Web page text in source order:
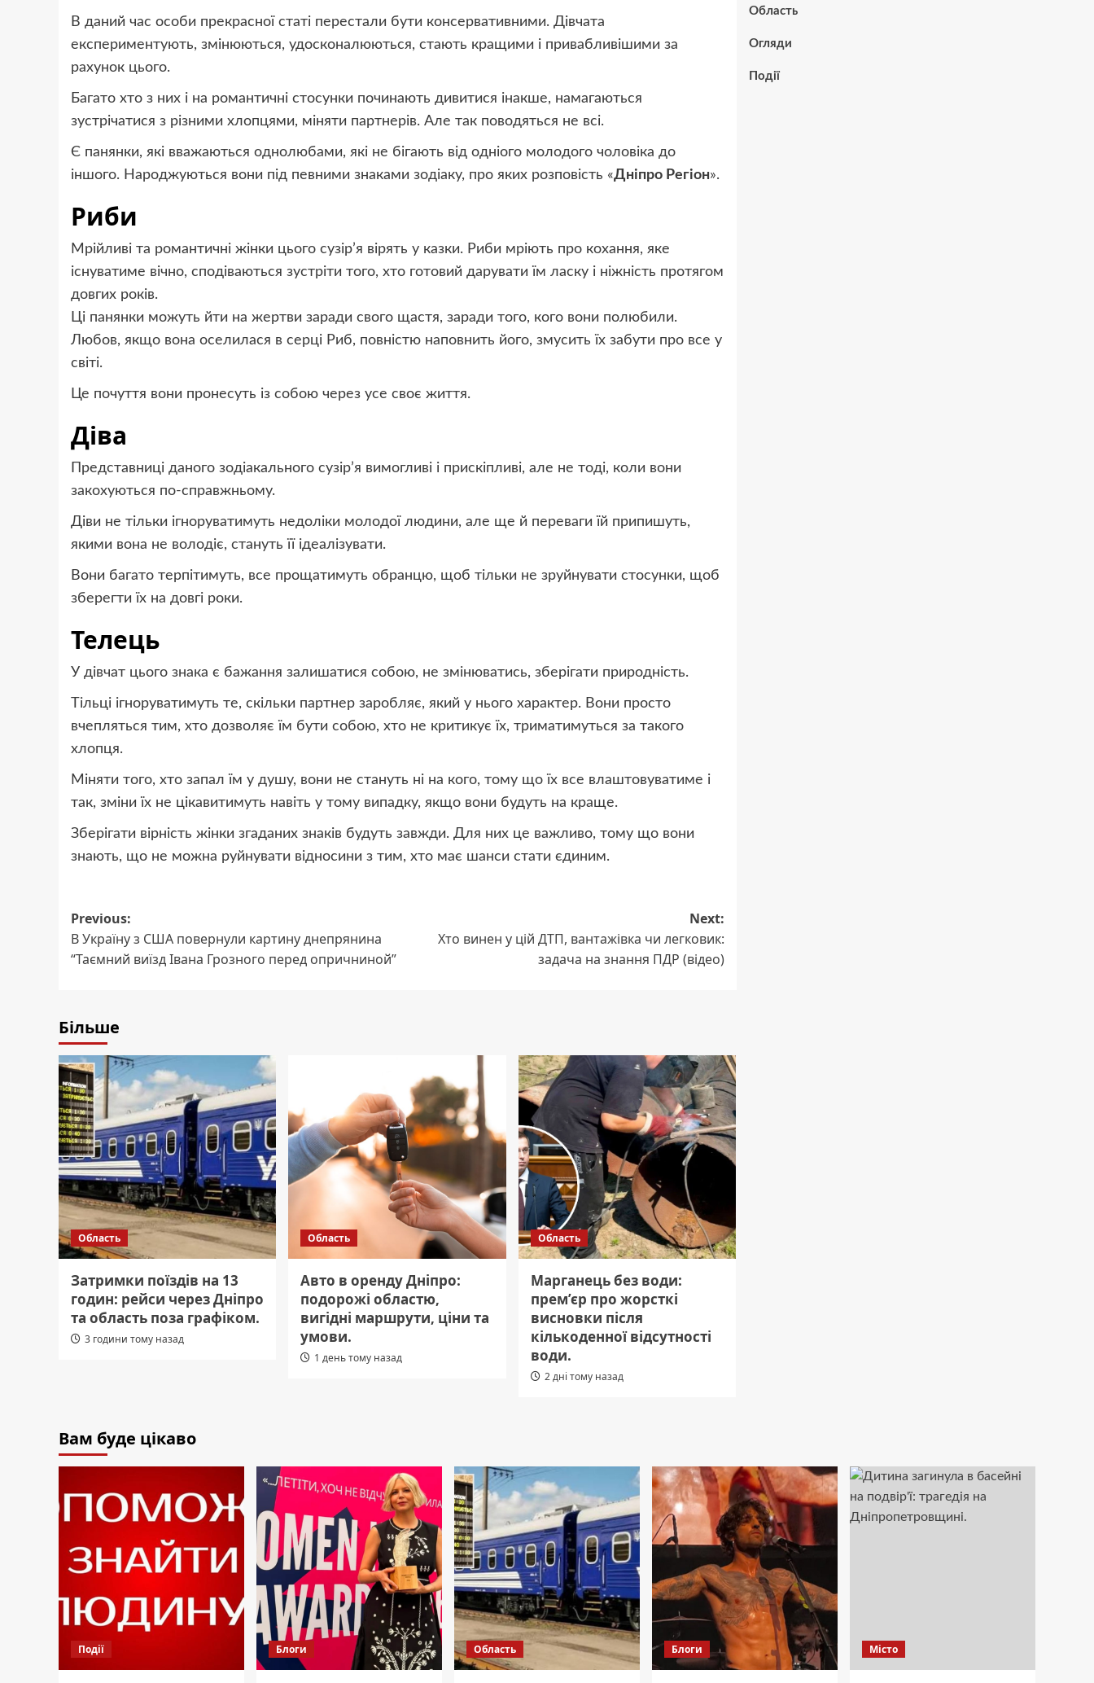
В даний час особи прекрасної статі перестали бути консервативними. Дівчата
експериментують, змінюються, удосконалюються, стають кращими і привабливішими за
рахунок цього.
Багато хто з них і на романтичні стосунки починають дивитися інакше, намагаються
зустрічатися з різними хлопцями, міняти партнерів. Але так поводяться не всі.
Є панянки, які вважаються однолюбами, які не бігають від одніого молодого чоловіка до
іншого. Народжуються вони під певними знаками зодіаку, про яких розповість «Дніпро Регіон».
Риби
Мрійливі та романтичні жінки цього сузір’я вірять у казки. Риби мріють про кохання, яке
існуватиме вічно, сподіваються зустріти того, хто готовий дарувати їм ласку і ніжність протягом
довгих років.
Ці панянки можуть йти на жертви заради свого щастя, заради того, кого вони полюбили.
Любов, якщо вона оселилася в серці Риб, повністю наповнить його, змусить їх забути про все у
світі.
Це почуття вони пронесуть із собою через усе своє життя.
Діва
Представниці даного зодіакального сузір’я вимогливі і прискіпливі, але не тоді, коли вони
закохуються по-справжньому.
Діви не тільки ігноруватимуть недоліки молодої людини, але ще й переваги їй припишуть,
якими вона не володіє, стануть її ідеалізувати.
Вони багато терпітимуть, все прощатимуть обранцю, щоб тільки не зруйнувати стосунки, щоб
зберегти їх на довгі роки.
Телець
У дівчат цього знака є бажання залишатися собою, не змінюватись, зберігати природність.
Тільці ігноруватимуть те, скільки партнер заробляє, який у нього характер. Вони просто
вчепляться тим, хто дозволяє їм бути собою, хто не критикує їх, триматимуться за такого
хлопця.
Міняти того, хто запал їм у душу, вони не стануть ні на кого, тому що їх все влаштовуватиме і
так, зміни їх не цікавитимуть навіть у тому випадку, якщо вони будуть на краще.
Зберігати вірність жінки згаданих знаків будуть завжди. Для них це важливо, тому що вони
знають, що не можна руйнувати відносини з тим, хто має шанси стати єдиним.
Post
navigation
Previous:
В Україну з США повернули картину днепрянина
“Таємний виїзд Івана Грозного перед опричниной”
Next:
Хто винен у цій ДТП, вантажівка чи легковик:
задача на знання ПДР (відео)
Більше
Область
Затримки поїздів на 13
годин: рейси через Дніпро
та область поза графіком.
3 години тому назад
Область
Авто в оренду Дніпро:
подорожі областю,
вигідні маршрути, ціни та
умови.
1 день тому назад
Область
Марганець без води:
прем’єр про жорсткі
висновки після
кількоденної відсутності
води.
2 дні тому назад
Область
Огляди
Події
Вам буде цікаво
Події Блоги Область Блоги Місто